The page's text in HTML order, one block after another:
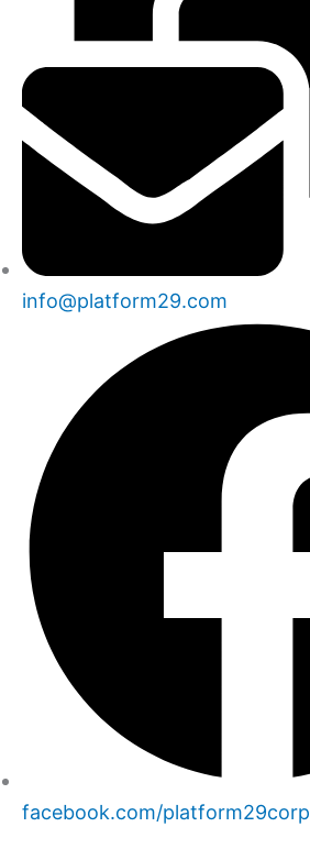
info@platform29.com
facebook.com/platform29corp